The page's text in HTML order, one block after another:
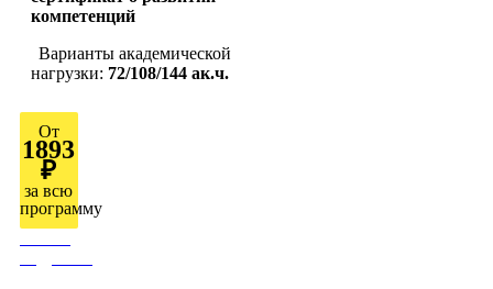
компетенций
Варианты академической
нагрузки: 72/108/144 ак.ч.
От
1893
₽
за всю
программу